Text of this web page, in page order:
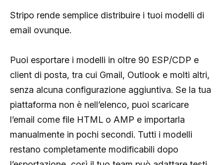
Stripo rende semplice distribuire i tuoi modelli di
email ovunque.
Puoi esportare i modelli in oltre 90 ESP/CDP e
client di posta, tra cui Gmail, Outlook e molti altri,
senza alcuna configurazione aggiuntiva. Se la tua
piattaforma non è nell’elenco, puoi scaricare
l’email come file HTML o AMP e importarla
manualmente in pochi secondi. Tutti i modelli
restano completamente modificabili dopo